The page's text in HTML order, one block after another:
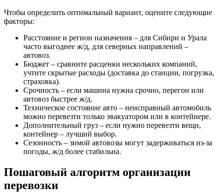
Чтобы определить оптимальный вариант, оцените следующие
факторы:
Расстояние и регион назначения – для Сибири и Урала
часто выгоднее ж/д, для северных направлений –
автовоз.
Бюджет – сравните расценки нескольких компаний,
учтите скрытые расходы (доставка до станции, погрузка,
страховка).
Срочность – если машина нужна срочно, перегон или
автовоз быстрее ж/д.
Техническое состояние авто – неисправный автомобиль
можно перевезти только эвакуатором или в контейнере.
Дополнительный груз – если нужно перевезти вещи,
контейнер – лучший выбор.
Сезонность – зимой автовозы могут задерживаться из-за
погоды, ж/д более стабильна.
Пошаговый алгоритм организации
перевозки